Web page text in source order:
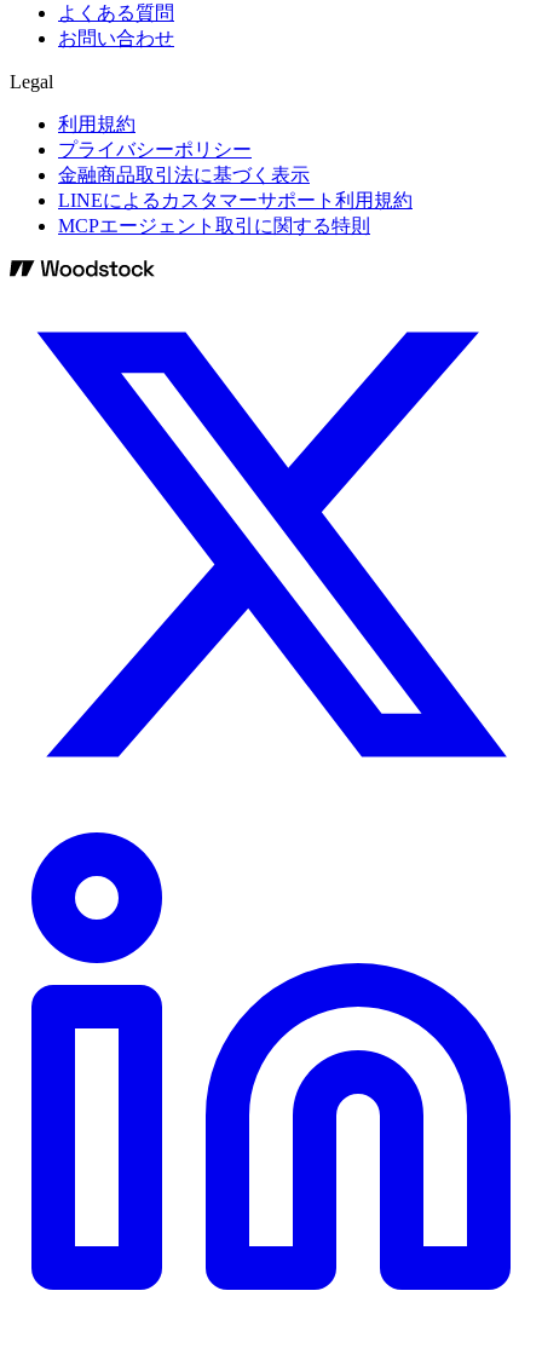
よくある質問
お問い合わせ
Legal
利用規約
プライバシーポリシー
金融商品取引法に基づく表示
LINEによるカスタマーサポート利用規約
MCPエージェント取引に関する特則